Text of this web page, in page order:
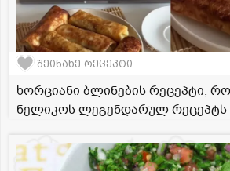
შეინახე რეცეპტი
ხორციანი ბლინების რეცეპტი,
ნელიკოს ლეგენდარულ რეცეპტს